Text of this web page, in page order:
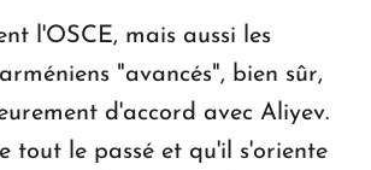
l'OSCE, mais aussi les
"avancés", bien sûr,
d'accord avec Aliyev.
tout le passé et qu'il s'oriente